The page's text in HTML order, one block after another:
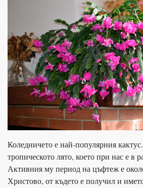
Коледничето е най-популярния
тропическото лято, което при нас е в
Активния му период на цъфтеж е
Христово, от където е получил и